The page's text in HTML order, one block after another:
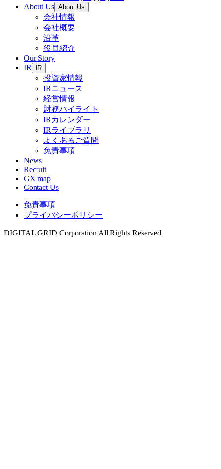
About Us About Us
会社情報
会社概要
沿革
役員紹介
Our Story
IR
IR
投資家情報
IRニュース
経営情報
財務ハイライト
IRカレンダー
IRライブラリ
よくあるご質問
免責事項
News
Recruit
GX map
Contact Us
免責事項
プライバシーポリシー
DIGITAL GRID Corporation All Rights Reserved.